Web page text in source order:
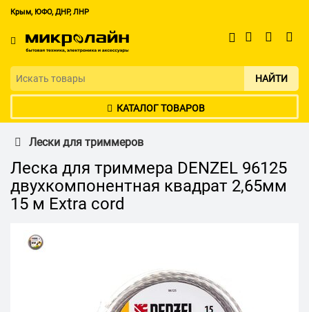
Крым, ЮФО, ДНР, ЛНР
НАЙТИ
КАТАЛОГ ТОВАРОВ
Лески для триммеров
Леска для триммера DENZEL 96125
двухкомпонентная квадрат 2,65мм
15 м Extra cord